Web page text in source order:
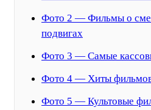
Фото 2 — Фильмы о
подвигах
Фото 3 — Самые
Фото 4 — Хиты
Фото 5 — Культовые